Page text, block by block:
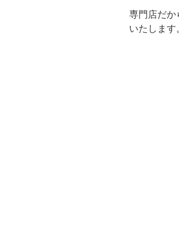
専門店だか
いたします